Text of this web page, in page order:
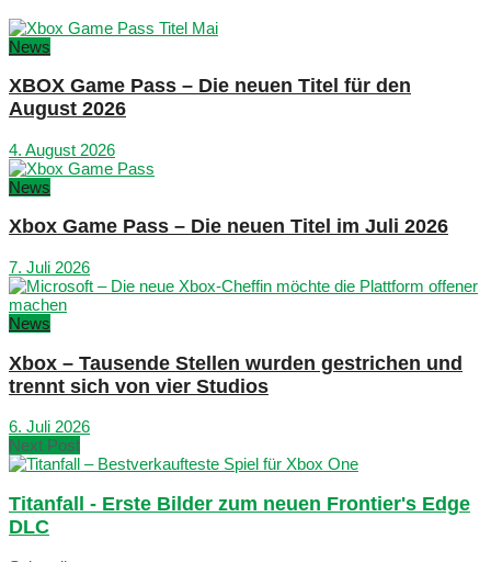
News
XBOX Game Pass – Die neuen Titel für den
August 2026
4. August 2026
News
Xbox Game Pass – Die neuen Titel im Juli 2026
7. Juli 2026
News
Xbox – Tausende Stellen wurden gestrichen und
trennt sich von vier Studios
6. Juli 2026
Next Post
Titanfall - Erste Bilder zum neuen Frontier's Edge
DLC